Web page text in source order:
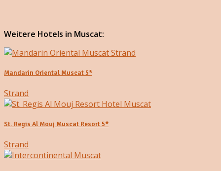
Weitere Hotels in Muscat:
Mandarin Oriental Muscat 5*
Strand
St. Regis Al Mouj Muscat Resort 5*
Strand